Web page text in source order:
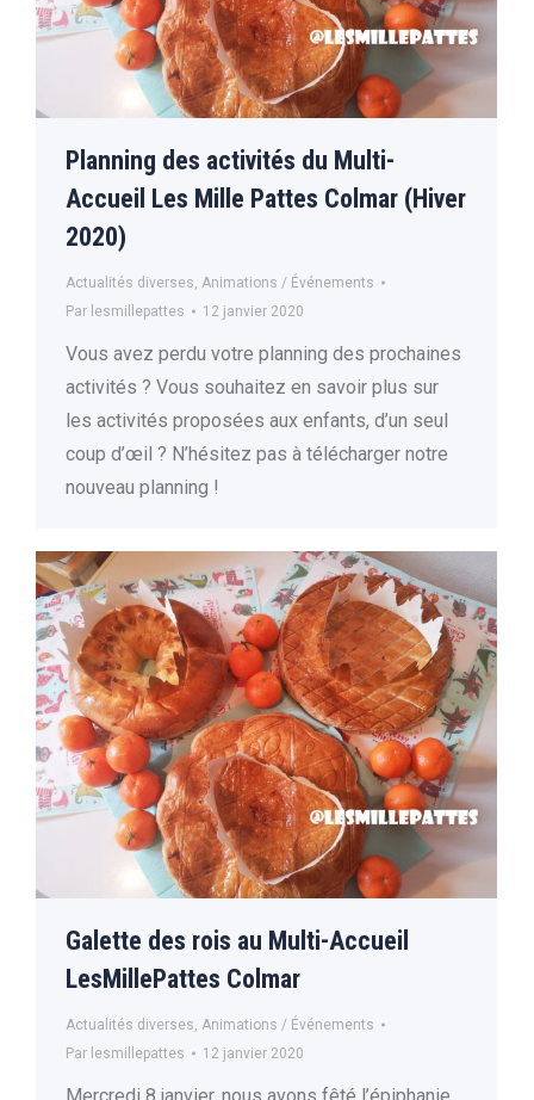
Planning des activités du Multi-
Accueil Les Mille Pattes Colmar (Hiver
2020)
Actualités diverses Animations / Événements
Par lesmillepattes 12 janvier 2020
Vous avez perdu votre planning des prochaines
activités ? Vous souhaitez en savoir plus sur
les activités proposées aux enfants, d’un seul
coup d’œil ? N’hésitez pas à télécharger notre
nouveau planning !
Galette des rois au Multi-Accueil
LesMillePattes Colmar
Actualités diverses Animations / Événements
Par lesmillepattes 12 janvier 2020
Mercredi 8 janvier, nous avons fêté l’épiphanie